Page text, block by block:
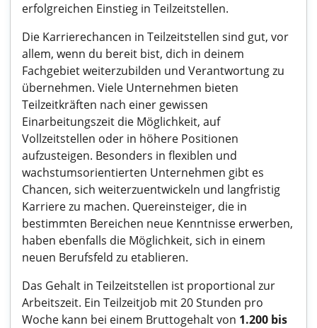
erfolgreichen Einstieg in Teilzeitstellen.
Die Karrierechancen in Teilzeitstellen sind gut, vor
allem, wenn du bereit bist, dich in deinem
Fachgebiet weiterzubilden und Verantwortung zu
übernehmen. Viele Unternehmen bieten
Teilzeitkräften nach einer gewissen
Einarbeitungszeit die Möglichkeit, auf
Vollzeitstellen oder in höhere Positionen
aufzusteigen. Besonders in flexiblen und
wachstumsorientierten Unternehmen gibt es
Chancen, sich weiterzuentwickeln und langfristig
Karriere zu machen. Quereinsteiger, die in
bestimmten Bereichen neue Kenntnisse erwerben,
haben ebenfalls die Möglichkeit, sich in einem
neuen Berufsfeld zu etablieren.
Das Gehalt in Teilzeitstellen ist proportional zur
Arbeitszeit. Ein Teilzeitjob mit 20 Stunden pro
Woche kann bei einem Bruttogehalt von 1.200 bis